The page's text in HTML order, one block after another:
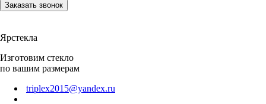
Заказать звонок
Ярстекла
Изготовим стекло
по вашим размерам
triplex2015@yandex.ru